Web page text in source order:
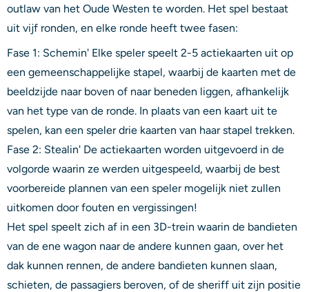
outlaw van het Oude Westen te worden. Het spel bestaat
uit vijf ronden, en elke ronde heeft twee fasen:
Fase 1: Schemin' Elke speler speelt 2-5 actiekaarten uit op
een gemeenschappelijke stapel, waarbij de kaarten met de
beeldzijde naar boven of naar beneden liggen, afhankelijk
van het type van de ronde. In plaats van een kaart uit te
spelen, kan een speler drie kaarten van haar stapel trekken.
Fase 2: Stealin' De actiekaarten worden uitgevoerd in de
volgorde waarin ze werden uitgespeeld, waarbij de best
voorbereide plannen van een speler mogelijk niet zullen
uitkomen door fouten en vergissingen!
Het spel speelt zich af in een 3D-trein waarin de bandieten
van de ene wagon naar de andere kunnen gaan, over het
dak kunnen rennen, de andere bandieten kunnen slaan,
schieten, de passagiers beroven, of de sheriff uit zijn positie